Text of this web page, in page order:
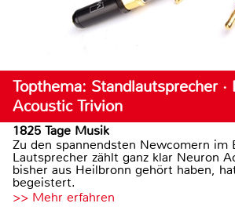
Topthema: Standlautsprecher ·
Acoustic Trivion
1825 Tage Musik
Zu den spannendsten Newcomern im
Lautsprecher zählt ganz klar Neuron
bisher aus Heilbronn gehört haben,
begeistert.
>> Mehr erfahren